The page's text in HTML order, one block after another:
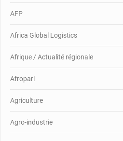
AFP
Africa Global Logistics
Afrique / Actualité régionale
Afropari
Agriculture
Agro-industrie